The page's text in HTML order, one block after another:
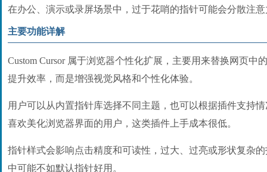
在办公、演示或录屏场景中，过于花哨的指针可能会分散注
主要功能详解
Custom Cursor 属于浏览器个性化扩展，主要用来替换网页中
提升效率，而是增强视觉风格和个性化体验。
用户可以从内置指针库选择不同主题，也可以根据插件支持
喜欢美化浏览器界面的用户，这类插件上手成本很低。
指针样式会影响点击精度和可读性，过大、过亮或形状复杂
中可能不如默认指针好用。